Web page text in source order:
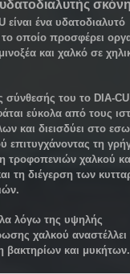
είναι ένα υδατοδιαλυτό
οποίο προσφέρει
και χαλκό σε
σύνθεσής του το DIA-CU
εύκολα από τους
και διεισδύει στο
επιτυγχάνοντας τη
τροφοπενιών χαλκού
τη διέγερση των
λόγω της υψηλής
χαλκού αναστέλλει
βακτηρίων και μυκήτων.